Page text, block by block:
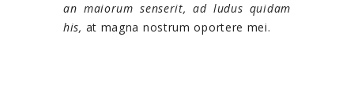
an maiorum senserit, ad ludus quidam
his, at magna nostrum oportere mei.